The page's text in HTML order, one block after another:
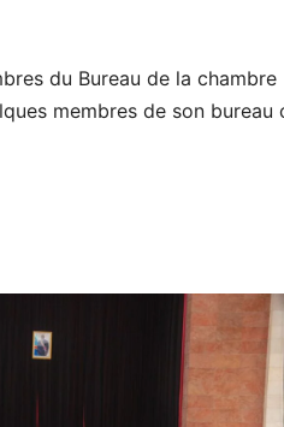
du Bureau de la chambre
membres de son bureau